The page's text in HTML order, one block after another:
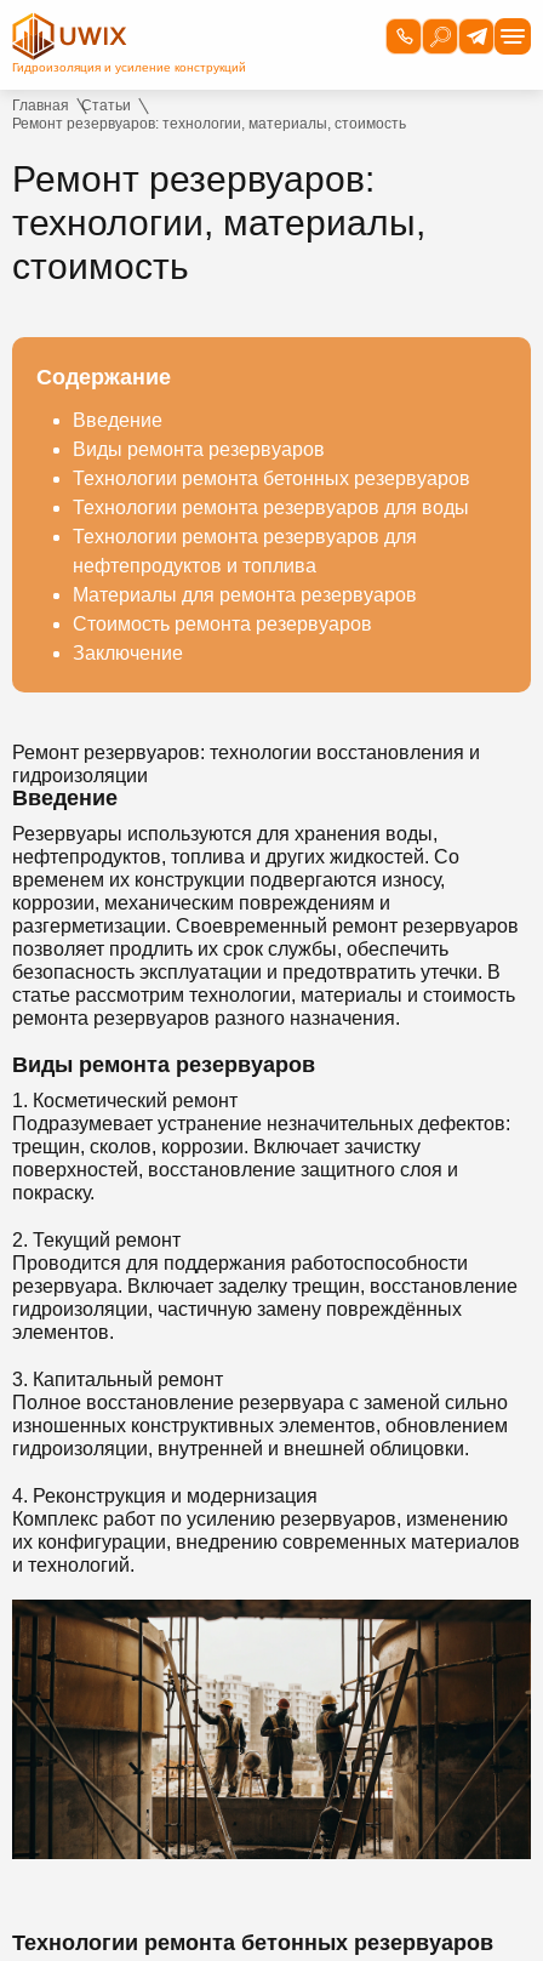
Главная
Статьи
Ремонт резервуаров: технологии, материалы, стоимость
Ремонт резервуаров:
технологии, материалы,
стоимость
Содержание
Введение
Виды ремонта резервуаров
Технологии ремонта бетонных резервуаров
Технологии ремонта резервуаров для воды
Технологии ремонта резервуаров для
нефтепродуктов и топлива
Материалы для ремонта резервуаров
Стоимость ремонта резервуаров
Заключение
Ремонт резервуаров: технологии восстановления и
гидроизоляции
Введение
Резервуары используются для хранения воды,
нефтепродуктов, топлива и других жидкостей. Со
временем их конструкции подвергаются износу,
коррозии, механическим повреждениям и
разгерметизации. Своевременный ремонт резервуаров
позволяет продлить их срок службы, обеспечить
безопасность эксплуатации и предотвратить утечки. В
статье рассмотрим технологии, материалы и стоимость
ремонта резервуаров разного назначения.
Виды ремонта резервуаров
1. Косметический ремонт
Подразумевает устранение незначительных дефектов:
трещин, сколов, коррозии. Включает зачистку
поверхностей, восстановление защитного слоя и
покраску.
2. Текущий ремонт
Проводится для поддержания работоспособности
резервуара. Включает заделку трещин, восстановление
гидроизоляции, частичную замену повреждённых
элементов.
3. Капитальный ремонт
Полное восстановление резервуара с заменой сильно
изношенных конструктивных элементов, обновлением
гидроизоляции, внутренней и внешней облицовки.
4. Реконструкция и модернизация
Комплекс работ по усилению резервуаров, изменению
их конфигурации, внедрению современных материалов
и технологий.
Технологии ремонта бетонных резервуаров